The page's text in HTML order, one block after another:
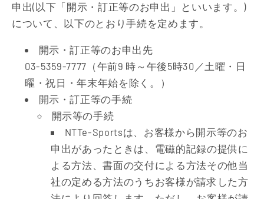
申出(以下「開示・訂正等のお申出」といいます。)
について、以下のとおり手続を定めます。
開示・訂正等のお申出先
03-5359-7777（午前9 時～午後5時30／土曜・日
曜・祝日・年末年始を除く。）
開示・訂正等の手続
開示等の手続
NTTe-Sportsは、お客様から開示等のお
申出があったときは、電磁的記録の提供に
よる方法、書面の交付による方法その他当
社の定める方法のうちお客様が請求した方